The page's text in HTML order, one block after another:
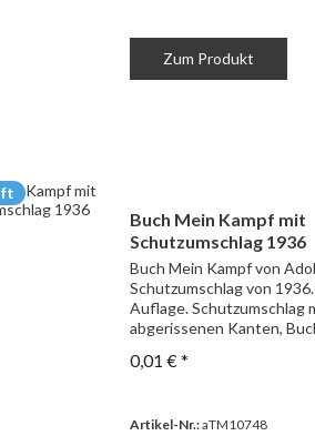
Zum Produkt
Buch Mein Kampf mit
Schutzumschlag 1936
Buch Mein Kampf von
Schutzumschlag von
Auflage. Schutzumschlag
abgerissenen Kanten,
0,01 € *
Artikel-Nr.:aTM10748